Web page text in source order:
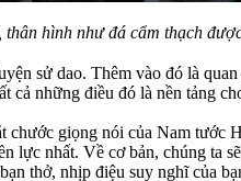
hình như đá cẩm thạch
sử dao. Thêm vào đó là
cả những điều đó là nền tảng
giọng nói của Nam tước
nhất. Về cơ bản, chúng ta
thở, nhịp điệu suy nghĩ của